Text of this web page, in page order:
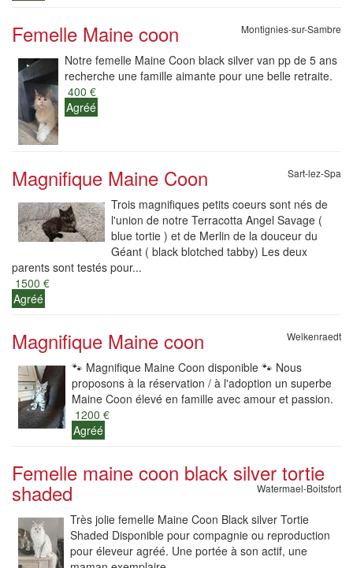
Femelle Maine coon Montignies-sur-Sambre
Notre femelle Maine Coon black silver van pp de 5 ans
recherche une famille aimante pour une belle retraite.
400 €
Agréé
Magnifique Maine Coon Sart-lez-Spa
Trois magnifiques petits coeurs sont nés de
l'union de notre Terracotta Angel Savage (
blue tortie ) et de Merlin de la douceur du
Géant ( black blotched tabby) Les deux
parents sont testés pour...
1500 €
Agréé
Magnifique Maine coon Welkenraedt
🐾 Magnifique Maine Coon disponible 🐾 Nous
proposons à la réservation / à l'adoption un superbe
Maine Coon élevé en famille avec amour et passion.
1200 €
Agréé
Femelle maine coon black silver tortie
shaded Watermael-Boitsfort
Très jolie femelle Maine Coon Black silver Tortie
Shaded Disponible pour compagnie ou reproduction
pour éleveur agréé. Une portée à son actif, une